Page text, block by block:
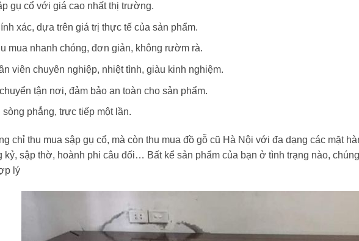
gụ cổ với giá cao nhất thị trường.
xác, dựa trên giá trị thực tế của sản phẩm.
mua nhanh chóng, đơn giản, không rườm rà.
viên chuyên nghiệp, nhiệt tình, giàu kinh nghiệm.
tận nơi, đảm bảo an toàn cho sản phẩm.
sòng phẳng, trực tiếp một lần.
chỉ thu mua sập gụ cổ, mà còn thu mua đồ gỗ cũ Hà Nội với đa dạng các mặt
kỷ, sập thờ, hoành phi câu đối… Bất kể sản phẩm của bạn ở tình trạng nào,
lý